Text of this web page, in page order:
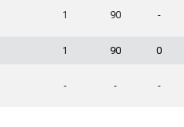
1 90 -
1 90 0
- - -